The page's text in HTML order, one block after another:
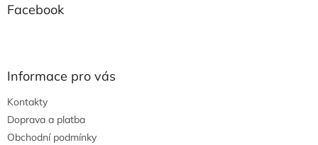
Facebook
Informace pro vás
Kontakty
Doprava a platba
Obchodní podmínky